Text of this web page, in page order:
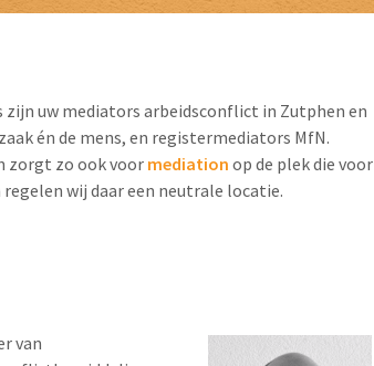
zijn uw mediators arbeidsconflict in Zutphen en
én de mens, en registermediators MfN.
zorgt zo ook voor mediation op de plek die voor
wij daar een neutrale locatie.
van